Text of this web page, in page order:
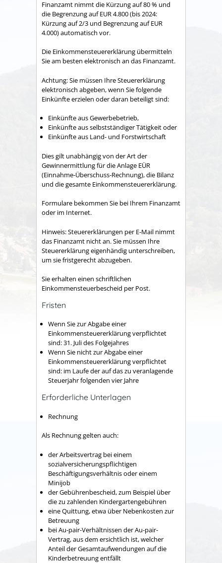
Finanzamt nimmt die Kürzung auf 80 % und
die Begrenzung auf EUR 4.800 (bis 2024:
Kürzung auf 2/3 und Begrenzung auf EUR
4.000) automatisch vor.
Die Einkommensteuererklärung übermitteln
Sie am besten elektronisch an das Finanzamt.
Achtung: Sie müssen Ihre Steuererklärung
elektronisch abgeben, wenn Sie folgende
Einkünfte erzielen oder daran beteiligt sind:
Einkünfte aus Gewerbebetrieb,
Einkünfte aus selbstständiger Tätigkeit oder
Einkünfte aus Land- und Forstwirtschaft
Dies gilt unabhängig von der Art der
Gewinnermittlung für die Anlage EÜR
(Einnahme-Überschuss-Rechnung), die Bilanz
und die gesamte Einkommensteuererklärung.
Formulare bekommen Sie bei Ihrem Finanzamt
oder im Internet.
Hinweis: Steuererklärungen per E-Mail nimmt
das Finanzamt nicht an. Sie müssen Ihre
Steuererklärung eigenhändig unterschreiben,
um sie fristgerecht abzugeben.
Sie erhalten einen schriftlichen
Einkommensteuerbescheid per Post.
Fristen
Wenn Sie zur Abgabe einer
Einkommensteuererklärung verpflichtet
sind: 31. Juli des Folgejahres
Wenn Sie nicht zur Abgabe einer
Einkommensteuererklärung verpflichtet
sind: im Laufe der auf das zu veranlagende
Steuerjahr folgenden vier Jahre
Erforderliche Unterlagen
Rechnung
Als Rechnung gelten auch:
der Arbeitsvertrag bei einem
sozialversicherungspflichtigen
Beschäftigungsverhältnis oder einem
Minijob
der Gebührenbescheid, zum Beispiel über
die zu zahlenden Kindergartengebühren
eine Quittung, etwa über Nebenkosten zur
Betreuung
bei Au-pair-Verhältnissen der Au-pair-
Vertrag, aus dem ersichtlich ist, welcher
Anteil der Gesamtaufwendungen auf die
Kinderbetreuung entfällt